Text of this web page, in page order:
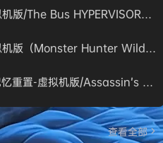
《城市公交模拟-虚拟机版/The Bus HYPERVISOR》免安装中文版
怪物猎人：荒野-虚拟机版（Monster Hunter Wilds HYPERVISOR）免安装中文版
《刺客信条：黑旗 记忆重置-虚拟机版/Assassin’s Creed Black Flag Resynced HYPERVISOR》免安装中文版
查看全部